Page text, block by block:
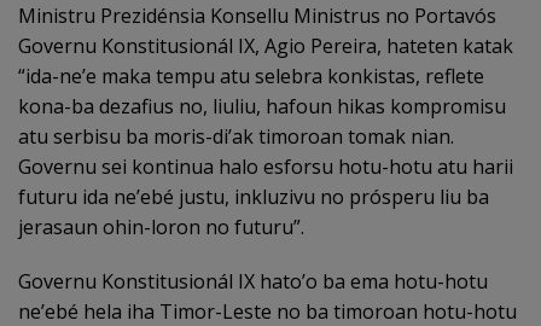
Ministru Prezidénsia Konsellu Ministrus no Portavós
Governu Konstitusionál IX, Agio Pereira, hateten katak
“ida-ne’e maka tempu atu selebra konkistas, reflete
kona-ba dezafius no, liuliu, hafoun hikas kompromisu
atu serbisu ba moris-di’ak timoroan tomak nian.
Governu sei kontinua halo esforsu hotu-hotu atu harii
futuru ida ne’ebé justu, inkluzivu no prósperu liu ba
jerasaun ohin-loron no futuru”.
Governu Konstitusionál IX hato’o ba ema hotu-hotu
ne’ebé hela iha Timor-Leste no ba timoroan hotu-hotu